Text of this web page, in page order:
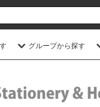
グループから探す